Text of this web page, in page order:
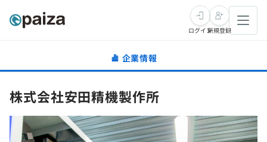
求人検索
インタビュー
未経験転職
求人検索
新卒就活
ログイン新規登録
企業情報
株式会社安田精機製作所